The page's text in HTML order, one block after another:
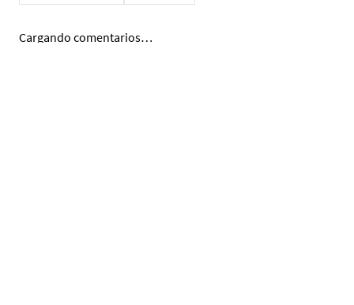
Cargando comentarios…